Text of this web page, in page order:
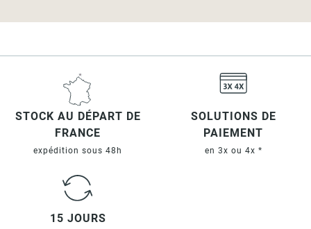
STOCK AU DÉPART DE
FRANCE
expédition sous 48h
SOLUTIONS DE
PAIEMENT
en 3x ou 4x *
15 JOURS